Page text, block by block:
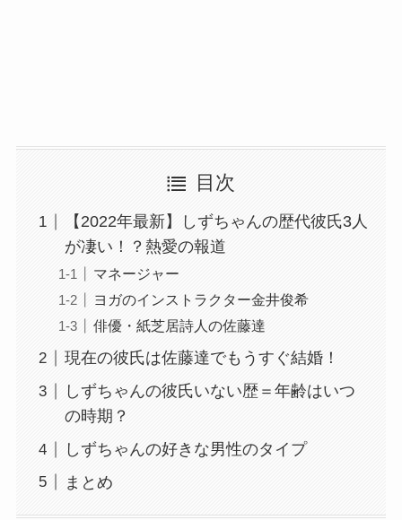
目次
【2022年最新】しずちゃんの歴代彼氏3人
が凄い！？熱愛の報道
マネージャー
ヨガのインストラクター金井俊希
俳優・紙芝居詩人の佐藤達
現在の彼氏は佐藤達でもうすぐ結婚！
しずちゃんの彼氏いない歴＝年齢はいつ
の時期？
しずちゃんの好きな男性のタイプ
まとめ